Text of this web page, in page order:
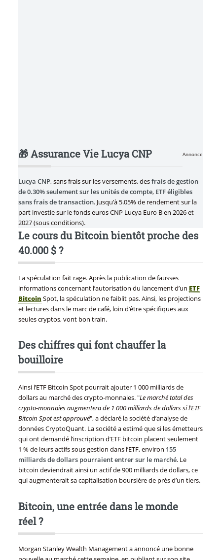
Annonce
🎁 Assurance Vie Lucya CNP
Lucya CNP, sans frais sur les versements, desfrais de gestion
de 0.30% seulement sur les unités de compte, ETF éligibles
sans frais de transaction. Jusqu’à 5.05% de rendement sur la
part investie sur le fonds euros CNP Lucya Euro B en 2026 et
2027 (sous conditions).
Le cours du Bitcoin bientôt proche des
40.000 $ ?
La spéculation fait rage. Après la publication de fausses
informations concernant l’autorisation du lancement d’un ETF
Bitcoin Spot, la spéculation ne faiblit pas. Ainsi, les projections
et lectures dans le marc de café, loin d’être spécifiques aux
seules cryptos, vont bon train.
Des chiffres qui font chauffer la
bouilloire
Ainsi l’ETF Bitcoin Spot pourrait ajouter 1 000 milliards de
dollars au marché des crypto-monnaies. "Le marché total des
crypto-monnaies augmentera de 1 000 milliards de dollars si l’ETF
Bitcoin Spot est approuvé", a déclaré la société d’analyse de
données CryptoQuant. La société a estimé que si les émetteurs
qui ont demandé l’inscription d’ETF bitcoin placent seulement
1 % de leurs actifs sous gestion dans l’ETF, environ 155
milliards de dollars pourraient entrer sur le marché. Le
bitcoin deviendrait ainsi un actif de 900 milliards de dollars, ce
qui augmenterait sa capitalisation boursière de près d’un tiers.
Bitcoin, une entrée dans le monde
réel ?
Morgan Stanley Wealth Management a annoncé une bonne